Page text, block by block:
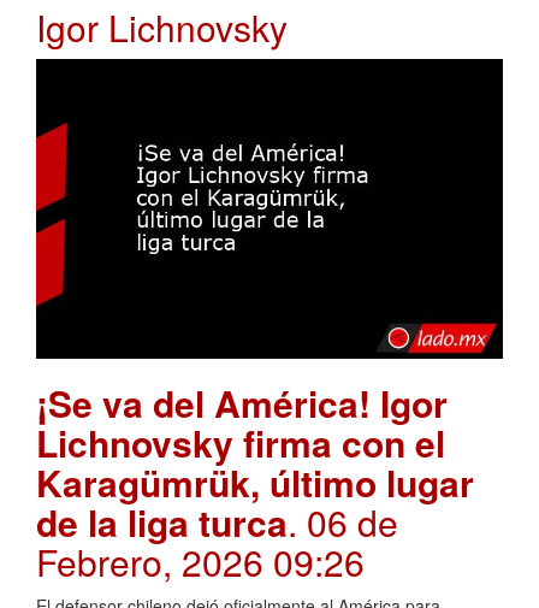
Igor Lichnovsky
¡Se va del América! Igor
Lichnovsky firma con el
Karagümrük, último lugar
de la liga turca. 06 de
Febrero, 2026 09:26